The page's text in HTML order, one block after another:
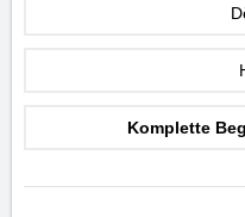
Komplette